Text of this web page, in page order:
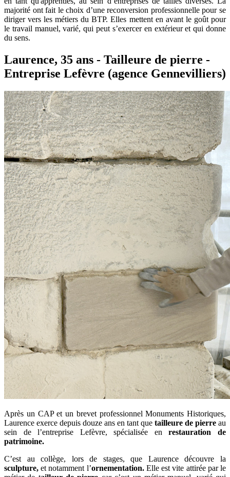
majorité ont fait le choix d’une reconversion professionnelle pour se
diriger vers les métiers du BTP. Elles mettent en avant le goût pour
le travail manuel, varié, qui peut s’exercer en extérieur et qui donne
du sens.
Laurence, 35 ans - Tailleure de pierre -
Entreprise Lefèvre (agence Gennevilliers)
Après un CAP et un brevet professionnel Monuments Historiques,
Laurence exerce depuis douze ans en tant que tailleure de pierre au
sein de l’entreprise Lefèvre, spécialisée en restauration de
patrimoine.
C’est au collège, lors de stages, que Laurence découvre la
sculpture,et notamment l’ornementation.Elle est vite attirée par le